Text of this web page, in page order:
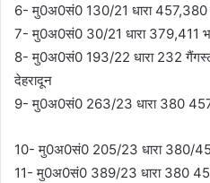
6- मु0अ0सं0 130/21 धारा 457,380
7- मु0अ0सं0 30/21 धारा 379,411
8- मु0अ0सं0 193/22 धारा 232
देहरादून
9- मु0अ0सं0 263/23 धारा 380 457
10- मु0अ0सं0 205/23 धारा 380/457/
11- मु0अ0सं0 389/23 धारा 380 457